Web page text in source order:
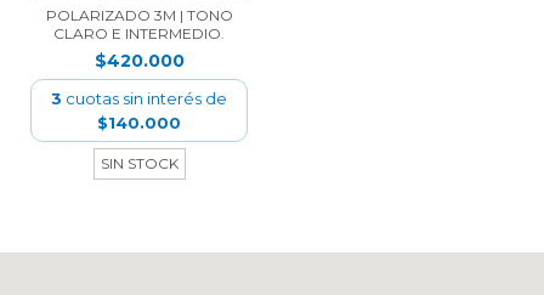
POLARIZADO 3M | TONO
CLARO E INTERMEDIO.
$420.000
3 cuotas sin interés de
$140.000
SIN STOCK